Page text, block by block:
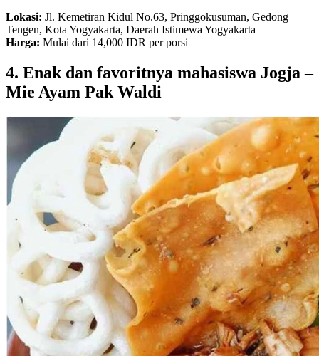
Lokasi: Jl. Kemetiran Kidul No.63, Pringgokusuman, Gedong
Tengen, Kota Yogyakarta, Daerah Istimewa Yogyakarta
Harga: Mulai dari 14,000 IDR per porsi
4. Enak dan favoritnya mahasiswa Jogja –
Mie Ayam Pak Waldi